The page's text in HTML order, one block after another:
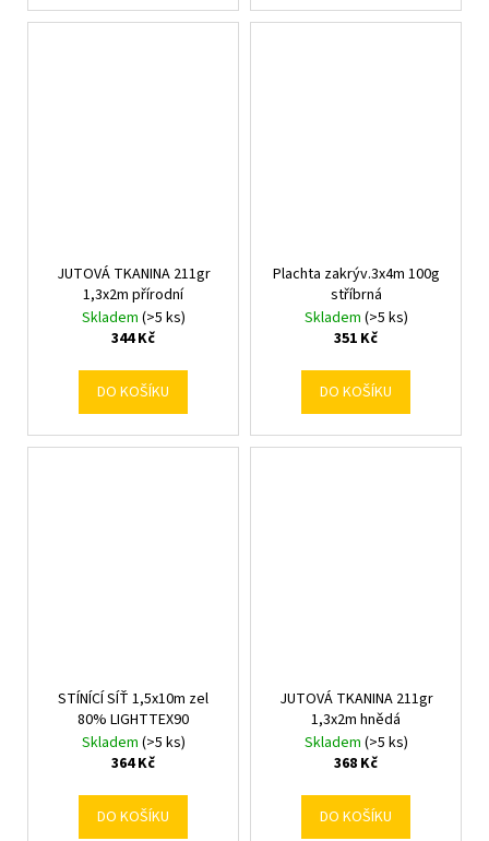
JUTOVÁ TKANINA 211gr
1,3x2m přírodní
Skladem (>5 ks)
344 Kč
DO KOŠÍKU
Plachta zakrýv.3x4m 100g
stříbrná
Skladem (>5 ks)
351 Kč
DO KOŠÍKU
STÍNÍCÍ SÍŤ 1,5x10m zel
80% LIGHTTEX90
Skladem (>5 ks)
364 Kč
DO KOŠÍKU
JUTOVÁ TKANINA 211gr
1,3x2m hnědá
Skladem (>5 ks)
368 Kč
DO KOŠÍKU